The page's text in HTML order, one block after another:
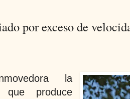
por exceso de
la
que produce